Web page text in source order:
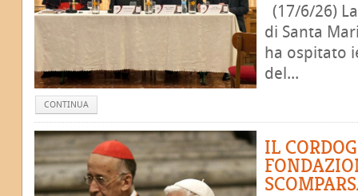
(17/6/26)
di Santa
ha ospitato
del...
CONTINUA
IL